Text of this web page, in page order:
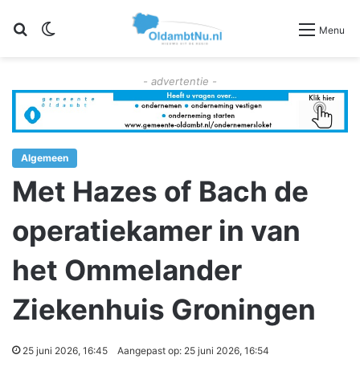
Zoeken Menu
- advertentie -
Algemeen
Met Hazes of Bach de
operatiekamer in van
het Ommelander
Ziekenhuis Groningen
25 juni 2026, 16:45 Aangepast op: 25 juni 2026, 16:54